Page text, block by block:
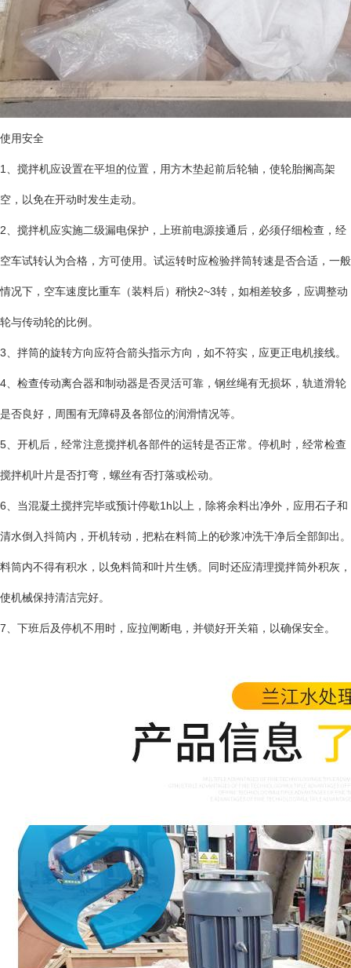
使用安全
1、搅拌机应设置在平坦的位置，用方木垫起前后轮轴，使轮胎搁高架
空，以免在开动时发生走动。
2、搅拌机应实施二级漏电保护，上班前电源接通后，必须仔细检查，经
空车试转认为合格，方可使用。试运转时应检验拌筒转速是否合适，一般
情况下，空车速度比重车（装料后）稍快2~3转，如相差较多，应调整动
轮与传动轮的比例。
3、拌筒的旋转方向应符合箭头指示方向，如不符实，应更正电机接线。
4、检查传动离合器和制动器是否灵活可靠，钢丝绳有无损坏，轨道滑轮
是否良好，周围有无障碍及各部位的润滑情况等。
5、开机后，经常注意搅拌机各部件的运转是否正常。停机时，经常检查
搅拌机叶片是否打弯，螺丝有否打落或松动。
6、当混凝土搅拌完毕或预计停歇1h以上，除将余料出净外，应用石子和
清水倒入抖筒内，开机转动，把粘在料筒上的砂浆冲洗干净后全部卸出。
料筒内不得有积水，以免料筒和叶片生锈。同时还应清理搅拌筒外积灰，
使机械保持清洁完好。
7、下班后及停机不用时，应拉闸断电，并锁好开关箱，以确保安全。